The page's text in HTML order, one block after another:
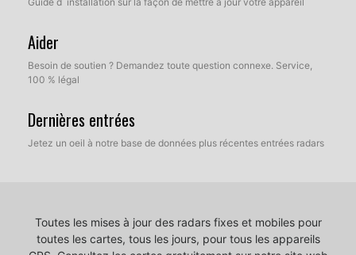
Aider
Besoin de soutien ? Demandez toute question connexe. Service,
100 % légal
Dernières entrées
Jetez un oeil à notre base de données plus récentes entrées radars
Toutes les mises à jour des radars fixes et mobiles pour
toutes les cartes, tous les jours, pour tous les appareils